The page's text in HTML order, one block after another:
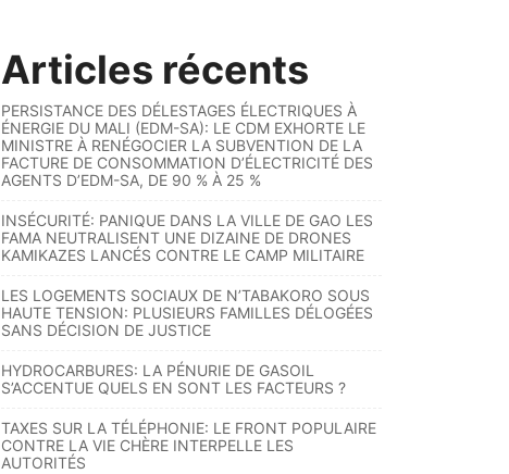
Articles récents
PERSISTANCE DES DÉLESTAGES ÉLECTRIQUES À
ÉNERGIE DU MALI (EDM-SA): LE CDM EXHORTE LE
MINISTRE À RENÉGOCIER LA SUBVENTION DE LA
FACTURE DE CONSOMMATION D’ÉLECTRICITÉ DES
AGENTS D’EDM-SA, DE 90 % À 25 %
INSÉCURITÉ: PANIQUE DANS LA VILLE DE GAO LES
FAMA NEUTRALISENT UNE DIZAINE DE DRONES
KAMIKAZES LANCÉS CONTRE LE CAMP MILITAIRE
LES LOGEMENTS SOCIAUX DE N’TABAKORO SOUS
HAUTE TENSION: PLUSIEURS FAMILLES DÉLOGÉES
SANS DÉCISION DE JUSTICE
HYDROCARBURES: LA PÉNURIE DE GASOIL
S’ACCENTUE QUELS EN SONT LES FACTEURS ?
TAXES SUR LA TÉLÉPHONIE: LE FRONT POPULAIRE
CONTRE LA VIE CHÈRE INTERPELLE LES
AUTORITÉS